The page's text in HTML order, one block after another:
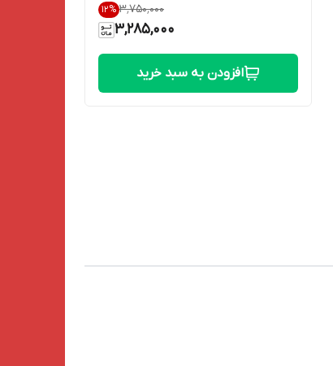
۳٬۷۵۰٬۰۰۰ 12%
3,285,000
افزودن به سبد خرید